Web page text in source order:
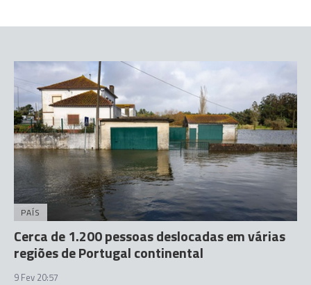
PAÍS
Cerca de 1.200 pessoas deslocadas em várias
regiões de Portugal continental
9 Fev 20:57